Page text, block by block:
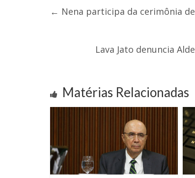
← Nena participa da cerimônia
Lava Jato denuncia
Matérias Relacionadas